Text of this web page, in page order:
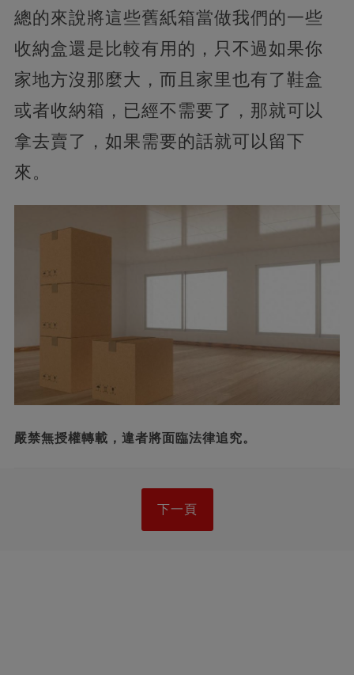
總的來說將這些舊紙箱當做我們的一些
收納盒還是比較有用的，只不過如果你
家地方沒那麼大，而且家里也有了鞋盒
或者收納箱，已經不需要了，那就可以
拿去賣了，如果需要的話就可以留下
來。
嚴禁無授權轉載，違者將面臨法律追究。
下一頁